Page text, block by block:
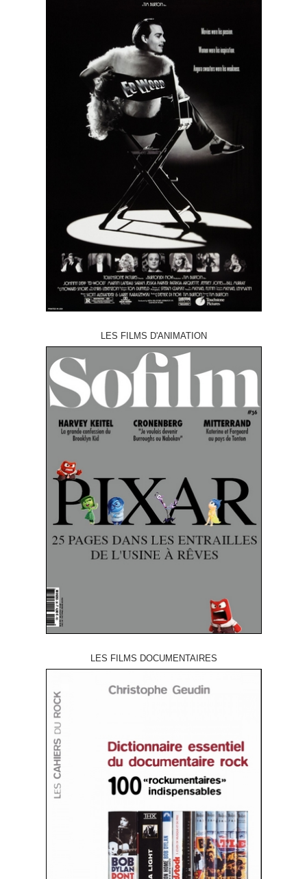
LES FILMS D'ANIMATION
LES FILMS DOCUMENTAIRES